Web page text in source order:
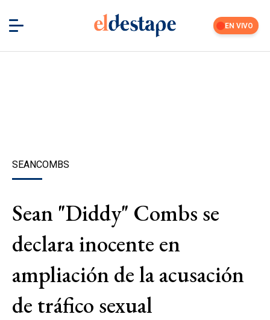
EN VIVO
SEANCOMBS
Sean "Diddy" Combs se
declara inocente en
ampliación de la acusación
de tráfico sexual